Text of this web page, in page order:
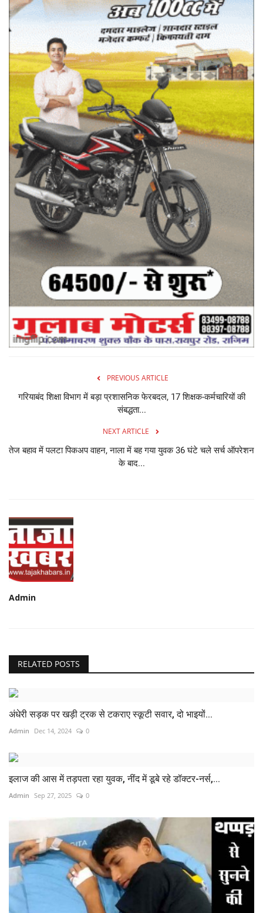
PREVIOUS ARTICLE
गरियाबंद शिक्षा विभाग में बड़ा प्रशासनिक फेरबदल, 17 शिक्षक-कर्मचारियों की
संबद्धता...
NEXT ARTICLE
तेज बहाव में पलटा पिकअप वाहन, नाला में बह गया युवक 36 घंटे चले सर्च ऑपरेशन
के बाद...
Admin
RELATED POSTS
अंधेरी सड़क पर खड़ी ट्रक से टकराए स्कूटी सवार, दो भाइयों...
Admin Dec 14, 2024 0
इलाज की आस में तड़पता रहा युवक, नींद में डूबे रहे डॉक्टर-नर्स,...
Admin Sep 27, 2025 0